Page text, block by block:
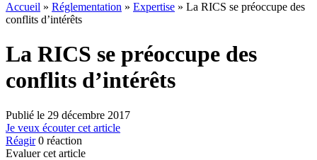
Accueil » Réglementation » Expertise » La RICS se préoccupe des
conflits d’intérêts
La RICS se préoccupe des
conflits d’intérêts
Publié le 29 décembre 2017
Je veux écouter cet article
Réagir 0 réaction
Evaluer cet article